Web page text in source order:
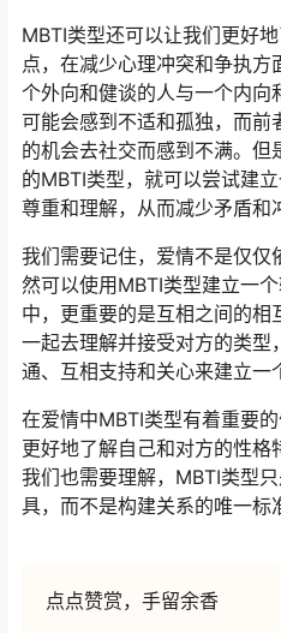
MBTI类型还可以让我们更好
点，在减少心理冲突和争执
个外向和健谈的人与一个内向
可能会感到不适和孤独，而前
的机会去社交而感到不满。但
的MBTI类型，就可以尝试建
尊重和理解，从而减少矛盾和
我们需要记住，爱情不是仅仅
然可以使用MBTI类型建立一
中，更重要的是互相之间的相
一起去理解并接受对方的类型
通、互相支持和关心来建立一
在爱情中MBTI类型有着重要
更好地了解自己和对方的性格
我们也需要理解，MBTI类型
具，而不是构建关系的唯一标
点点赞赏，手留余香